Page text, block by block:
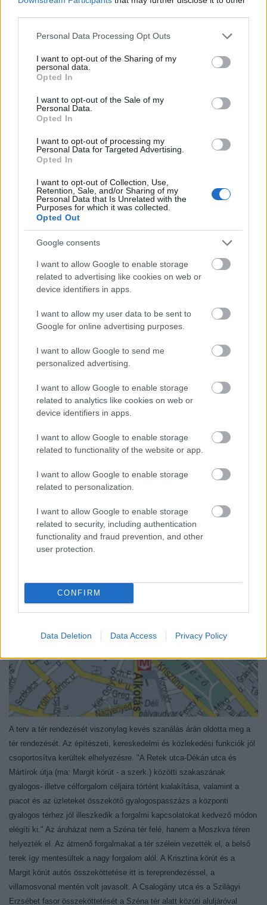
Please note that this website/app uses one or more Google
not limited to your visit or usage behaviour. You may click to
grant or deny consent to Google and its third-party tags to
use your data for below specified purposes in below Google
consent section.
Personal Data Processing Opt Outs
I want to opt-out of the Sharing of my
personal data.
Opted In
I want to opt-out of the Sale of my
Personal Data.
Opted In
I want to opt-out of processing my
Personal Data for Targeted Advertising.
Opted In
I want to opt-out of Collection, Use,
Retention, Sale, and/or Sharing of my
Personal Data that Is Unrelated with the
Purposes for which it was collected.
Opted Out
Google consents
I want to allow Google to enable storage
related to advertising like cookies on web or
device identifiers in apps.
I want to allow my user data to be sent to
Google for online advertising purposes.
I want to allow Google to send me
personalized advertising.
I want to allow Google to enable storage
related to analytics like cookies on web or
device identifiers in apps.
I want to allow Google to enable storage
related to functionality of the website or app.
I want to allow Google to enable storage
related to personalization.
I want to allow Google to enable storage
related to security, including authentication
functionality and fraud prevention, and other
user protection.
CONFIRM
Data Deletion Data Access Privacy Policy
a Déli pályaudvarig vezetve. Két villamos végállomása maradt volna
csak a téren (4, 61). Mivel a buszok zöme a téren csak áthaladna, a
felszabaduló helyen - a legtöbb pályázóval szemben - a Volán járatokat
is sikerült a BKV buszok mellett elhelyezni. Fedett gyalogos teret,
járható zöldfelületként kialakított zöld tetőt is "bevetettek" a tervezők.
Érdekes, hogy a metrókijárat vasbeton legyezője nem szerepel a rajzon
Lövőház utca mentén parkológarázs építésével, és felszíni
parkolóhelyek kialakításával oldották volna meg a parkolóhelyek
jelenik meg, egy saroknyi különbséggel - pedig azt csak 1998-ban (I.)
és 2001-ben (II.) adták át!
A 15-ös sorszámú pályamű (Kép: Tervpályázat a Moszkva Tér forgalmi
A terv a tér rendezését viszonylag kevés szanálás árán oldotta meg a
tér rendezését. Az építészeti, kereskedelmi és közlekedési funkciók jól
csoportosítva kerültek elhelyezésre. "A Retek utca-Dékán utca és
Mártírok útja (ma: Margit körút - a szerk.) közötti szakaszának
gyalogos- illetve célforgalom céljaira történt kialakítása, valamint a
piacot és az üzleteket összekötő gyalogospasszázs a központi
gyalogos térhez jól illeszkedik a forgalmi kapcsolatokat kedvező módon
elégíti ki." Az áruházat nem a Széna tér felé, hanem a Moszkva téren
helyezték el. Az átmenő forgalmakat a tér szélein vezették el, a belső
terek így mentesültek a nagy forgalom alól. A Krisztina körút és a
Margit körút autós összeköttetése itt is tereprendezéssel, a
villamosvonal mentén volt javasolt. A Csalogány utca és a Szilágyi
Erzsébet fasor összeköttetését a Széna tér alatt közúti aluljáróval